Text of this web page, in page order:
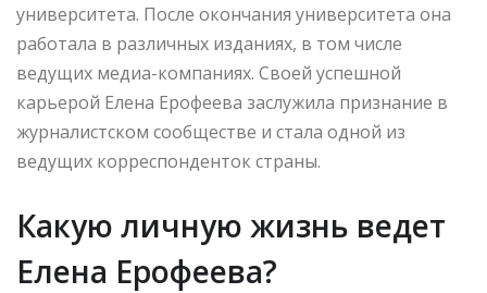
университета. После окончания университета она
работала в различных изданиях, в том числе
ведущих медиа-компаниях. Своей успешной
карьерой Елена Ерофеева заслужила признание в
журналистском сообществе и стала одной из
ведущих корреспонденток страны.
Какую личную жизнь ведет
Елена Ерофеева?